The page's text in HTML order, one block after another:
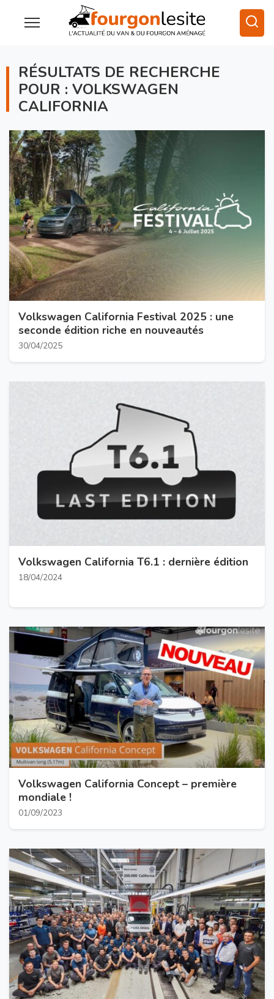
RÉSULTATS DE RECHERCHE
POUR : VOLKSWAGEN
CALIFORNIA
Volkswagen California Festival 2025 : une
seconde édition riche en nouveautés
30/04/2025
Volkswagen California T6.1 : dernière édition
18/04/2024
Volkswagen California Concept – première
mondiale !
01/09/2023